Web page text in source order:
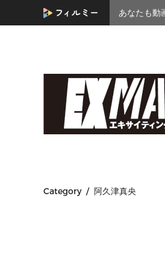
あなたも動
Category / 阿久津真央